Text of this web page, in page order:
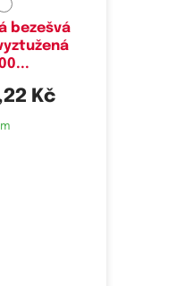
bezešvá
Kč